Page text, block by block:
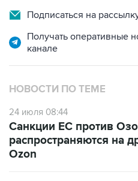
Подписаться на
Получать оперативные
канале
НОВОСТИ ПО ТЕМЕ
24 июля 08:44
Санкции ЕС против
распространяются на
Ozon